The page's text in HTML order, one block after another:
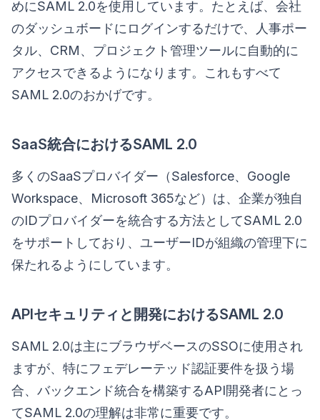
めにSAML 2.0を使用しています。たとえば、会社
のダッシュボードにログインするだけで、人事ポー
タル、CRM、プロジェクト管理ツールに自動的に
アクセスできるようになります。これもすべて
SAML 2.0のおかげです。
SaaS統合におけるSAML 2.0
多くのSaaSプロバイダー（Salesforce、Google
Workspace、Microsoft 365など）は、企業が独自
のIDプロバイダーを統合する方法としてSAML 2.0
をサポートしており、ユーザーIDが組織の管理下に
保たれるようにしています。
APIセキュリティと開発におけるSAML 2.0
SAML 2.0は主にブラウザベースのSSOに使用され
ますが、特にフェデレーテッド認証要件を扱う場
合、バックエンド統合を構築するAPI開発者にとっ
てSAML 2.0の理解は非常に重要です。